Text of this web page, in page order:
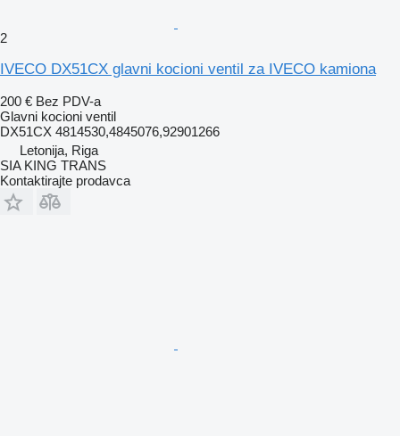
2
IVECO DX51CX glavni kocioni ventil za IVECO kamiona
200 € Bez PDV-a
Glavni kocioni ventil
DX51CX 4814530,4845076,92901266
Letonija, Riga
SIA KING TRANS
Kontaktirajte prodavca